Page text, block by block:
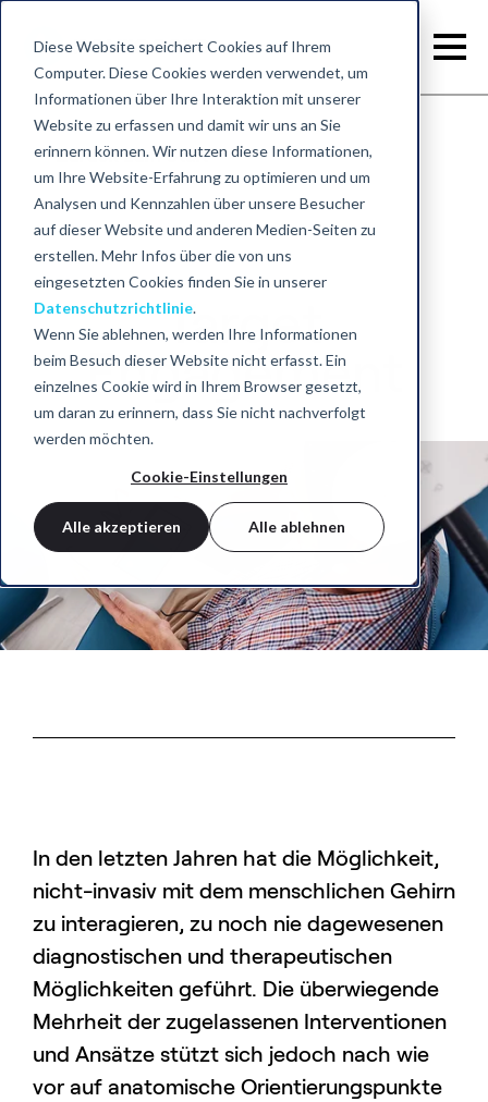
Diese Website speichert Cookies auf Ihrem
Computer. Diese Cookies werden verwendet, um
Informationen über Ihre Interaktion mit unserer
Website zu erfassen und damit wir uns an Sie
erinnern können. Wir nutzen diese Informationen,
um Ihre Website-Erfahrung zu optimieren und um
Analysen und Kennzahlen über unsere Besucher
auf dieser Website und anderen Medien-Seiten zu
erstellen. Mehr Infos über die von uns
eingesetzten Cookies finden Sie in unserer
Datenschutzrichtlinie.
Wenn Sie ablehnen, werden Ihre Informationen
beim Besuch dieser Website nicht erfasst. Ein
einzelnes Cookie wird in Ihrem Browser gesetzt,
um daran zu erinnern, dass Sie nicht nachverfolgt
werden möchten.
Cookie-Einstellungen
Alle akzeptieren Alle ablehnen
Zurück zum Start
Target
Engagement
In den letzten Jahren hat die Möglichkeit,
nicht-invasiv mit dem menschlichen Gehirn
zu interagieren, zu noch nie dagewesenen
diagnostischen und therapeutischen
Möglichkeiten geführt. Die überwiegende
Mehrheit der zugelassenen Interventionen
und Ansätze stützt sich jedoch nach wie
vor auf anatomische Orientierungspunkte